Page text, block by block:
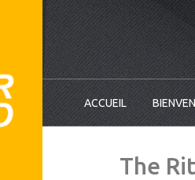
ACCUEIL
The